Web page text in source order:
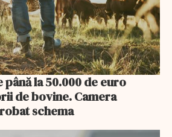
la 50.000 de euro
de bovine. Camera
schema